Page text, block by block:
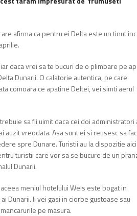
afirma ca pentru ei Delta este un tinut
daca vrei sa te bucuri de o plimbare pe
Dunarii. O calatorie autentica, pe care
comoara ce apatine Deltei, vei simti aerul
sa fii uimit daca cei doi administratori
auzit vreodata. Asa sunt ei si reusesc sa
spre Dunare. Turistii au la dispozitie
turistii care vor sa se bucure de un
Dunarii.
meniul hotelului Wels este bogat in
Dunarii. Ii vei gasi in ciorbe gustoase sau
pe masura.